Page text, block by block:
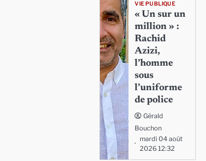
VIE PUBLIQUE
« Un sur un
million » :
Rachid
Azizi,
l’homme
sous
l’uniforme
de police
Gérald
Bouchon
mardi 04 août
2026 12:32